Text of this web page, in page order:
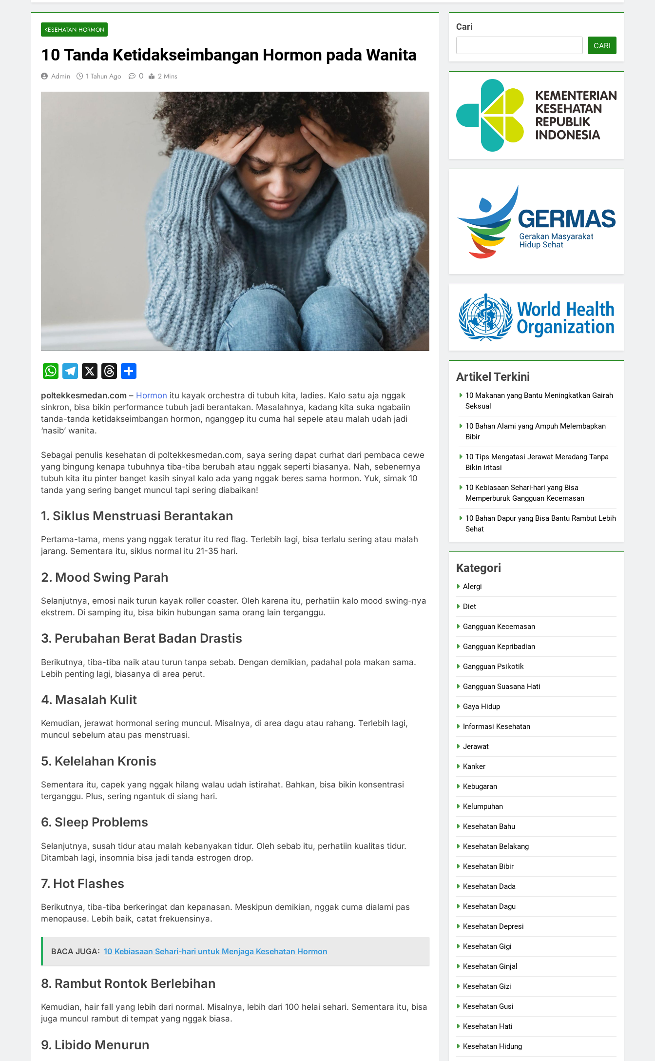
KESEHATAN HORMON
10 Tanda Ketidakseimbangan Hormon pada Wanita
Admin 1 Tahun Ago 0 2 Mins
WhatsApp
Telegram
X Threads
poltekkesmedan.com – Hormon itu kayak orchestra di tubuh kita, ladies. Kalo satu aja nggak
sinkron, bisa bikin performance tubuh jadi berantakan. Masalahnya, kadang kita suka ngabaiin
tanda-tanda ketidakseimbangan hormon, nganggep itu cuma hal sepele atau malah udah jadi
‘nasib’ wanita.
Sebagai penulis kesehatan di poltekkesmedan.com, saya sering dapat curhat dari pembaca cewe
yang bingung kenapa tubuhnya tiba-tiba berubah atau nggak seperti biasanya. Nah, sebenernya
tubuh kita itu pinter banget kasih sinyal kalo ada yang nggak beres sama hormon. Yuk, simak 10
tanda yang sering banget muncul tapi sering diabaikan!
1. Siklus Menstruasi Berantakan
Pertama-tama, mens yang nggak teratur itu red flag. Terlebih lagi, bisa terlalu sering atau malah
jarang. Sementara itu, siklus normal itu 21-35 hari.
2. Mood Swing Parah
Selanjutnya, emosi naik turun kayak roller coaster. Oleh karena itu, perhatiin kalo mood swing-nya
ekstrem. Di samping itu, bisa bikin hubungan sama orang lain terganggu.
3. Perubahan Berat Badan Drastis
Berikutnya, tiba-tiba naik atau turun tanpa sebab. Dengan demikian, padahal pola makan sama.
Lebih penting lagi, biasanya di area perut.
4. Masalah Kulit
Kemudian, jerawat hormonal sering muncul. Misalnya, di area dagu atau rahang. Terlebih lagi,
muncul sebelum atau pas menstruasi.
5. Kelelahan Kronis
Sementara itu, capek yang nggak hilang walau udah istirahat. Bahkan, bisa bikin konsentrasi
terganggu. Plus, sering ngantuk di siang hari.
6. Sleep Problems
Selanjutnya, susah tidur atau malah kebanyakan tidur. Oleh sebab itu, perhatiin kualitas tidur.
Ditambah lagi, insomnia bisa jadi tanda estrogen drop.
7. Hot Flashes
Berikutnya, tiba-tiba berkeringat dan kepanasan. Meskipun demikian, nggak cuma dialami pas
menopause. Lebih baik, catat frekuensinya.
BACA JUGA: 10 Kebiasaan Sehari-hari untuk Menjaga Kesehatan Hormon
8. Rambut Rontok Berlebihan
Kemudian, hair fall yang lebih dari normal. Misalnya, lebih dari 100 helai sehari. Sementara itu, bisa
juga muncul rambut di tempat yang nggak biasa.
9. Libido Menurun
Cari
CARI
Artikel Terkini
10 Makanan yang Bantu Meningkatkan Gairah
Seksual
10 Bahan Alami yang Ampuh Melembapkan
Bibir
10 Tips Mengatasi Jerawat Meradang Tanpa
Bikin Iritasi
10 Kebiasaan Sehari-hari yang Bisa
Memperburuk Gangguan Kecemasan
10 Bahan Dapur yang Bisa Bantu Rambut Lebih
Sehat
Kategori
Alergi
Diet
Gangguan Kecemasan
Gangguan Kepribadian
Gangguan Psikotik
Gangguan Suasana Hati
Gaya Hidup
Informasi Kesehatan
Jerawat
Kanker
Kebugaran
Kelumpuhan
Kesehatan Bahu
Kesehatan Belakang
Kesehatan Bibir
Kesehatan Dada
Kesehatan Dagu
Kesehatan Depresi
Kesehatan Gigi
Kesehatan Ginjal
Kesehatan Gizi
Kesehatan Gusi
Kesehatan Hati
Kesehatan Hidung